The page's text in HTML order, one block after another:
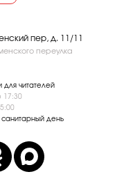
пер, д. 11/11
переулка
читателей
17:30
санитарный день